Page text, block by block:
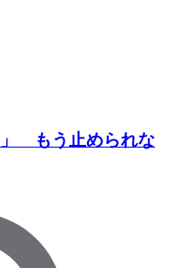
」 もう止められな